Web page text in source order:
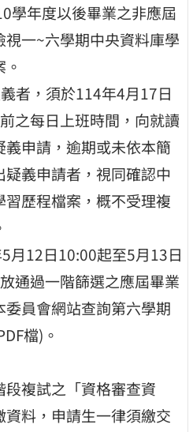
學年度以後畢業之非應屆
視一~六學期中央資料庫學
者，須於114年4月17日
之每日上班時間，向就讀
義申請，逾期或未依本簡
疑義申請者，視同確認中
習歷程檔案，概不受理複
月12日10:00起至5月13日
通過一階篩選之應屆畢業
委員會網站查詢第六學期
檔)。
段複試之「資格審查資
資料，申請生一律須繳交